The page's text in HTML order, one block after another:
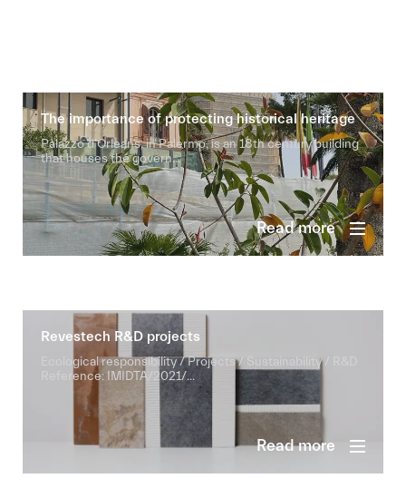
The importance of protecting historical heritage
Palazzo d’Orleans, in Palermo, is an 18th century building
that houses the govern...
Read more
Revestech R&D projects
Ecological responsibility / Projects / Sustainability / R&D
Reference: IMIDTA/2021/...
Read more